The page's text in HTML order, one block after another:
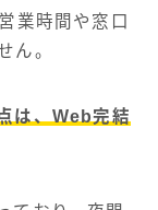
業時間や窓口
ん。
は、Web完結